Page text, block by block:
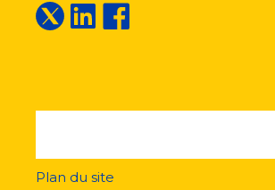
Plan du site